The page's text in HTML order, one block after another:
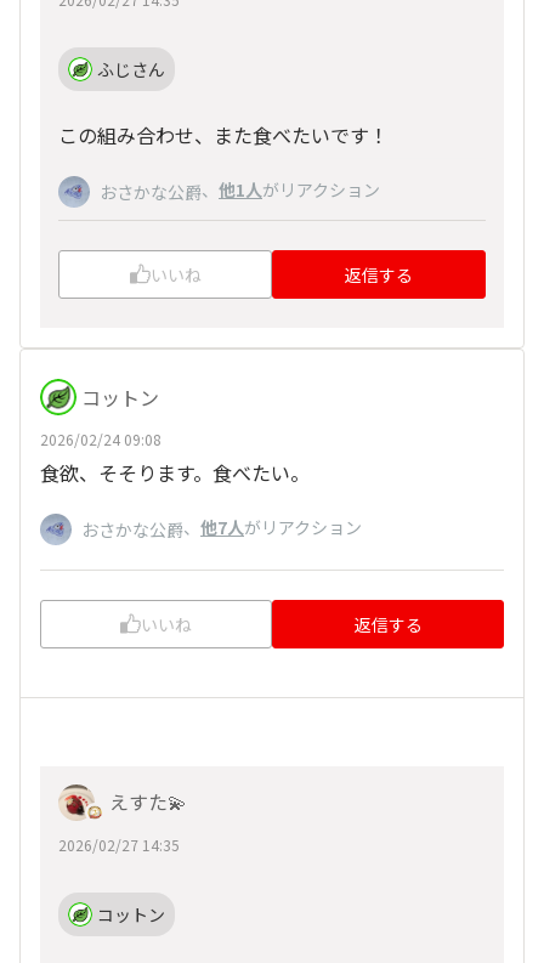
ふじさん
この組み合わせ、また食べたいです！
おさかな公爵、 他1人がリアクション
いいね 返信する
コットン
2026/02/24 09:08
食欲、そそります。食べたい。
おさかな公爵、 他7人がリアクション
いいね 返信する
えすた💫
2026/02/27 14:35
コットン